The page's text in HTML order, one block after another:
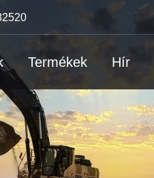
Termékek Hír